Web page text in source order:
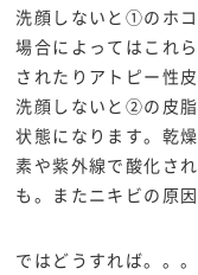
洗顔しないと①のホコ
場合によってはこれ
されたりアトピー性
洗顔しないと②の皮
状態になります。乾
素や紫外線で酸化さ
も。またニキビの原
ではどうすれば。。。